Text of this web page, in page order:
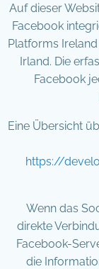
Auf dieser
Facebook
Platforms
Irland. Die
Facebook
Eine Übersicht
https://
Wenn das
direkte
Facebook-
die